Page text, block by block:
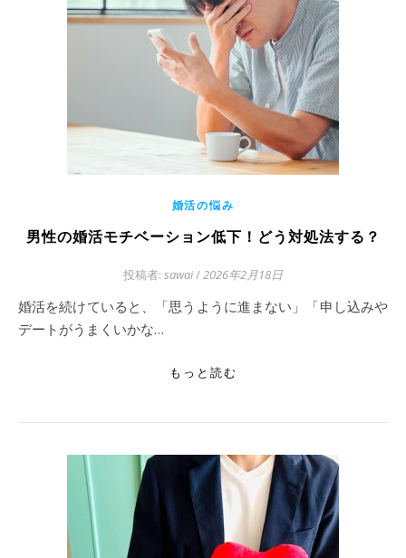
婚活の悩み
男性の婚活モチベーション低下！どう対処法する？
投稿者: sawai/2026年2月18日
婚活を続けていると、「思うように進まない」「申し込みや
デートがうまくいかな…
もっと読む